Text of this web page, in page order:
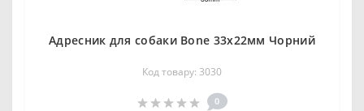
Адресник для собаки Bone 33x22мм Чорний
Код товару: 3030
0